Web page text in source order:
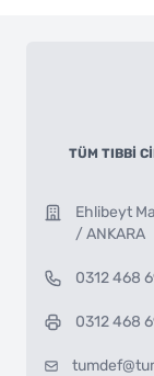
TÜM TIBBİ
Ehlibeyt
/ ANKARA
0312 468
0312 468